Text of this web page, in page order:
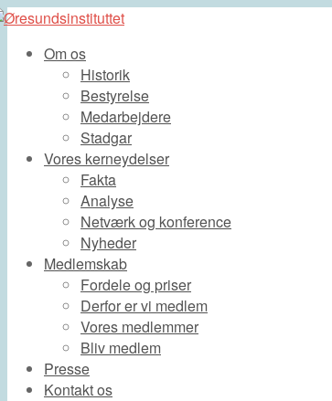
Om os
Historik
Bestyrelse
Medarbejdere
Stadgar
Vores kerneydelser
Fakta
Analyse
Netværk og konference
Nyheder
Medlemskab
Fordele og priser
Derfor er vi medlem
Vores medlemmer
Bliv medlem
Presse
Kontakt os